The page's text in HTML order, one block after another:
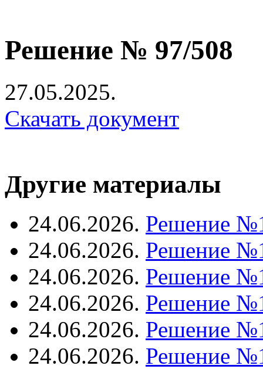
Решение № 97/508
27.05.2025.
Скачать документ
Другие материалы
24.06.2026. Решение
24.06.2026. Решение
24.06.2026. Решение
24.06.2026. Решение
24.06.2026. Решение
24.06.2026. Решение